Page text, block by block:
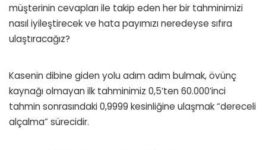
müşterinin cevapları ile takip eden her bir tahminimizi
nasıl iyileştirecek ve hata payımızı neredeyse sıfıra
ulaştıracağız?
Kasenin dibine giden yolu adım adım bulmak, övünç
kaynağı olmayan ilk tahminimiz 0,5’ten 60.000’inci
tahmin sonrasındaki 0,9999 kesinliğine ulaşmak “dereceli
alçalma” sürecidir.